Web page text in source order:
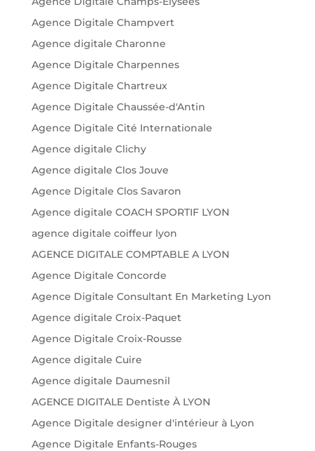
Agence Digitale Champvert
Agence digitale Charonne
Agence Digitale Charpennes
Agence Digitale Chartreux
Agence Digitale Chaussée-d'Antin
Agence Digitale Cité Internationale
Agence digitale Clichy
Agence digitale Clos Jouve
Agence Digitale Clos Savaron
Agence digitale COACH SPORTIF LYON
agence digitale coiffeur lyon
AGENCE DIGITALE COMPTABLE A LYON
Agence Digitale Concorde
Agence Digitale Consultant En Marketing Lyon
Agence digitale Croix-Paquet
Agence Digitale Croix-Rousse
Agence digitale Cuire
Agence digitale Daumesnil
AGENCE DIGITALE Dentiste À LYON
Agence Digitale designer d'intérieur à Lyon
Agence Digitale Enfants-Rouges